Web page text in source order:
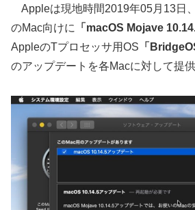
Appleは現地時間2019年05月13日
のMac向けに
「macOS Mojave
AppleのTプロセッサ用OS 「
のアップデートを各Macに対して提